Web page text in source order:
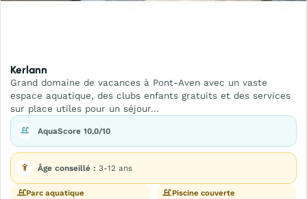
Kerlann
Grand domaine de vacances à Pont-Aven avec un vaste
espace aquatique, des clubs enfants gratuits et des services
sur place utiles pour un séjour...
AquaScore 10,0/10
Âge conseillé : 3-12 ans
Parc aquatique Piscine couverte